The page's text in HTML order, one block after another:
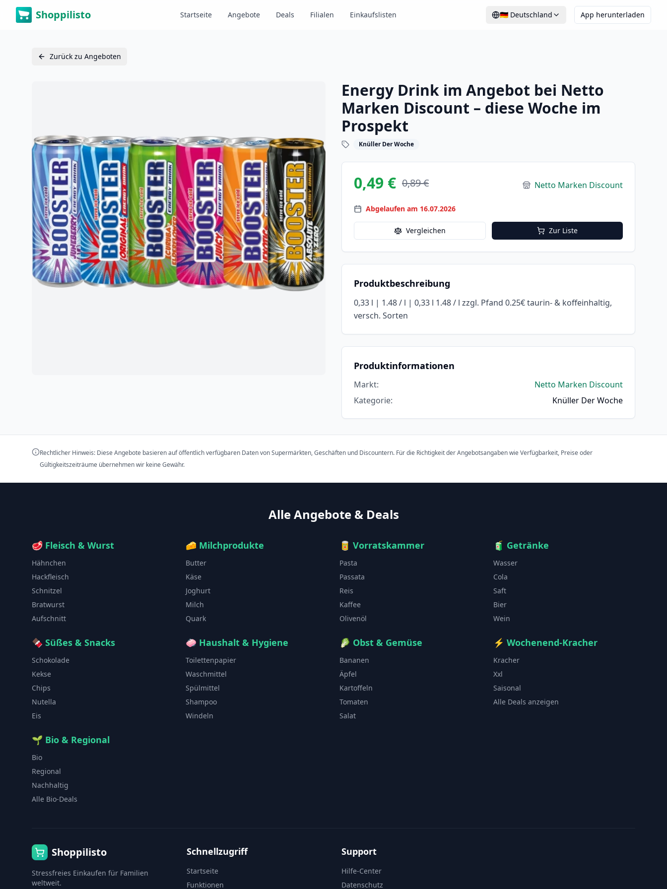
Shoppilisto Startseite Angebote Deals Filialen Einkaufslisten 🇩🇪 Deutschland App herunterladen
Zurück zu Angeboten
Energy Drink im Angebot bei Netto
Marken Discount – diese Woche im
Prospekt
Knüller Der Woche
0,49 € 0,89 € Netto Marken Discount
Abgelaufen am 16.07.2026
Vergleichen Zur Liste
Produktbeschreibung
0,33 l | 1.48 / l | 0,33 l 1.48 / l zzgl. Pfand 0.25€ taurin- & koffeinhaltig,
versch. Sorten
Produktinformationen
Markt:
Netto Marken Discount
Kategorie: Knüller Der Woche
Rechtlicher Hinweis: Diese Angebote basieren auf öffentlich verfügbaren Daten von Supermärkten, Geschäften und Discountern. Für die Richtigkeit der Angebotsangaben wie Verfügbarkeit, Preise oder
Gültigkeitszeiträume übernehmen wir keine Gewähr.
Alle Angebote & Deals
🥩 Fleisch & Wurst
Hähnchen
Hackfleisch
Schnitzel
Bratwurst
Aufschnitt
🧀 Milchprodukte
Butter
Käse
Joghurt
Milch
Quark
🥫 Vorratskammer
Pasta
Passata
Reis
Kaffee
Olivenöl
🧃 Getränke
Wasser
Cola
Saft
Bier
Wein
🍫 Süßes & Snacks
Schokolade
Kekse
Chips
Nutella
Eis
🧼 Haushalt & Hygiene
Toilettenpapier
Waschmittel
Spülmittel
Shampoo
Windeln
🥬 Obst & Gemüse
Bananen
Äpfel
Kartoffeln
Tomaten
Salat
⚡ Wochenend-Kracher
Kracher
Xxl
Saisonal
Alle Deals anzeigen
🌱 Bio & Regional
Bio
Regional
Nachhaltig
Alle Bio-Deals
Shoppilisto
Stressfreies Einkaufen für Familien
weltweit.
Schnellzugriff
Startseite
Funktionen
Support
Hilfe-Center
Datenschutz